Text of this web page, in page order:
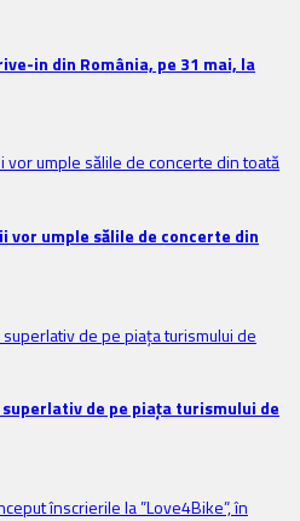
in din România, pe 31 mai, la
umple sălile de concerte din
de pe piața turismului de